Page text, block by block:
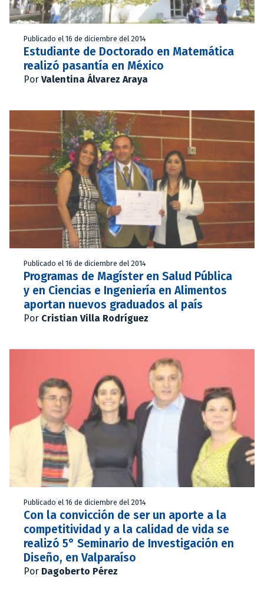
Publicado el 16 de diciembre del 2014
Estudiante de Doctorado en Matemática
realizó pasantía en México
Por Valentina Álvarez Araya
Publicado el 16 de diciembre del 2014
Programas de Magíster en Salud Pública
y en Ciencias e Ingeniería en Alimentos
aportan nuevos graduados al país
Por Cristian Villa Rodríguez
Publicado el 16 de diciembre del 2014
Con la convicción de ser un aporte a la
competitividad y a la calidad de vida se
realizó 5° Seminario de Investigación en
Diseño, en Valparaíso
Por Dagoberto Pérez